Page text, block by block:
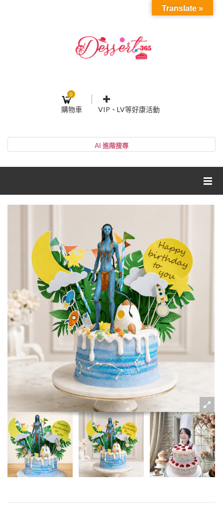
0
購物車 VIP、LV等好康活動
帳號
記住我
忘記密碼 註冊
網紅媽咪蛋糕心得分享
加入甜點廚師接單平台
Translate »